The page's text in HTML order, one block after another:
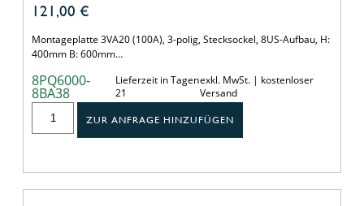
121,00 €
Montageplatte 3VA20 (100A), 3-polig, Stecksockel, 8US-Aufbau, H:
400mm B: 600mm…
8PQ6000-
8BA38
Lieferzeit in Tagen
21
exkl. MwSt. | kostenloser
Versand
ZUR ANFRAGE HINZUFÜGEN